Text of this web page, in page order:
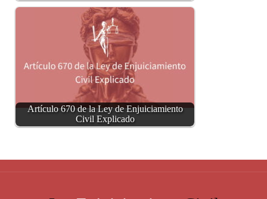
Artículo 670 de la Ley de Enjuiciamiento
Civil Explicado